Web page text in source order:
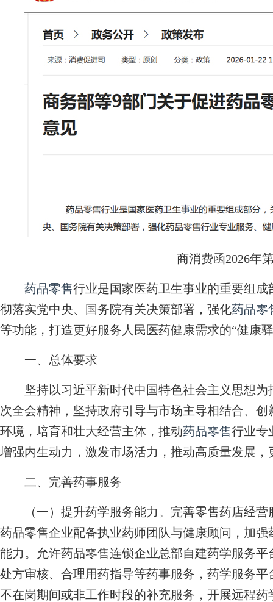
商消费函2026年
药品零售行业是国家医药卫生事业的重要组
彻落实党中央、国务院有关决策部署，强化药品零
等功能，打造更好服务人民医药健康需求的“健康
一、总体要求
坚持以习近平新时代中国特色社会主义思想为
次全会精神，坚持政府引导与市场主导相结合、
环境，培育和壮大经营主体，推动药品零售行业专
增强内生动力，激发市场活力，推动高质量发展
二、完善药事服务
（一）提升药学服务能力。完善零售药店经营
药品零售企业配备执业药师团队与健康顾问，加
能力。允许药品零售连锁企业总部自建药学服务
处方审核、合理用药指导等药事服务，药学服务
不在岗期间或非工作时段的补充服务，开展远程